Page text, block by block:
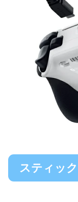
スティッ